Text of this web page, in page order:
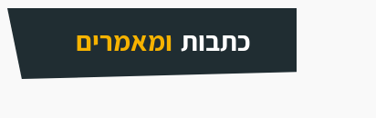
כתבות ומאמרים